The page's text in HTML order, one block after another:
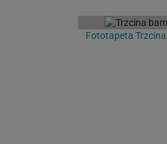
Fototapeta